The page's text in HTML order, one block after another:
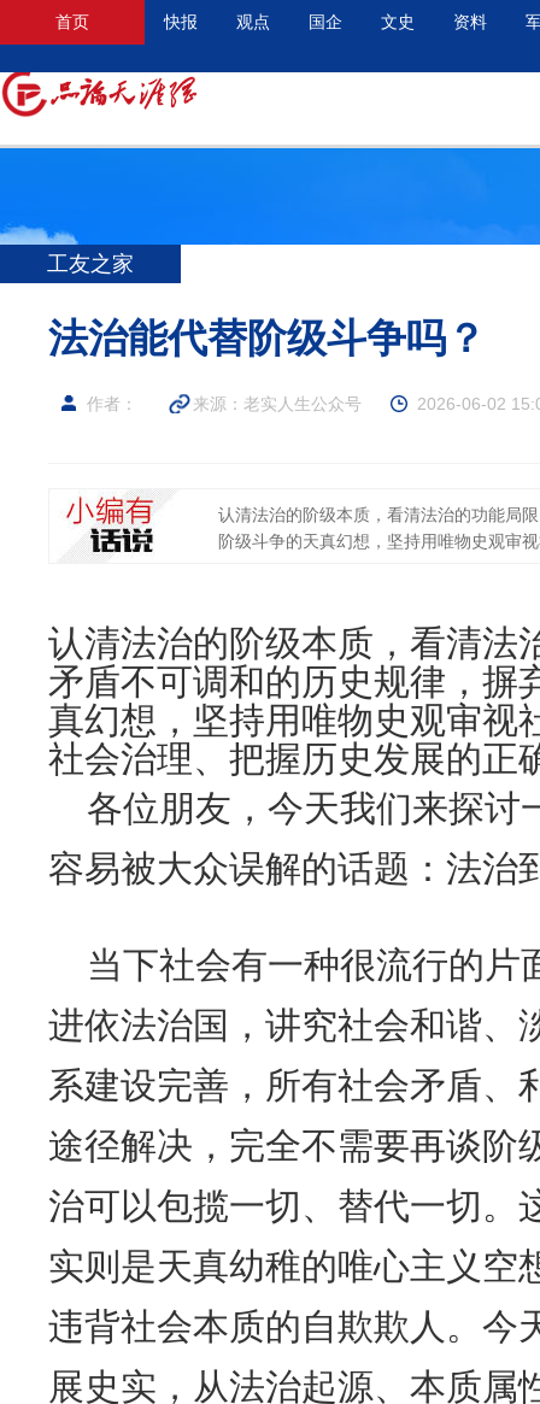
首页 快报 观点 国企 文史 资料
工友之家
法治能代替阶级斗争吗？
作者： 来源：老实人生公众号 2026-06-02
认清法治的阶级本质，看清法治的功能局
阶级斗争的天真幻想，坚持用唯物史观审
认清法治的阶级本质，看清法
矛盾不可调和的历史规律，摒
真幻想，坚持用唯物史观审视
社会治理、把握历史发展的正
各位朋友，今天我们来探讨
容易被大众误解的话题：法治
当下社会有一种很流行的片
进依法治国，讲究社会和谐、
系建设完善，所有社会矛盾、
途径解决，完全不需要再谈阶
治可以包揽一切、替代一切。
实则是天真幼稚的唯心主义空
违背社会本质的自欺欺人。今
展史实，从法治起源、本质属